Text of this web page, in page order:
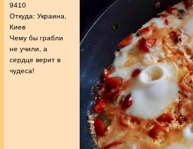
9410
Откуда: Украина,
Киев
Чему бы грабли
не учили, а
сердце верит в
чудеса!